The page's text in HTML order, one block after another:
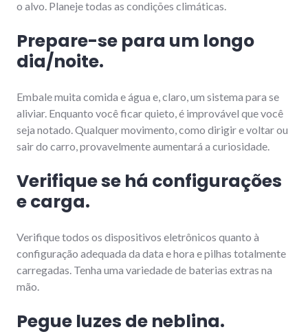
o alvo. Planeje todas as condições climáticas.
Prepare-se para um longo
dia/noite.
Embale muita comida e água e, claro, um sistema para se
aliviar. Enquanto você ficar quieto, é improvável que você
seja notado. Qualquer movimento, como dirigir e voltar ou
sair do carro, provavelmente aumentará a curiosidade.
Verifique se há configurações
e carga.
Verifique todos os dispositivos eletrônicos quanto à
configuração adequada da data e hora e pilhas totalmente
carregadas. Tenha uma variedade de baterias extras na
mão.
Pegue luzes de neblina.